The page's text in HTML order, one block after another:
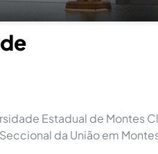
Estadual de Montes
da União em